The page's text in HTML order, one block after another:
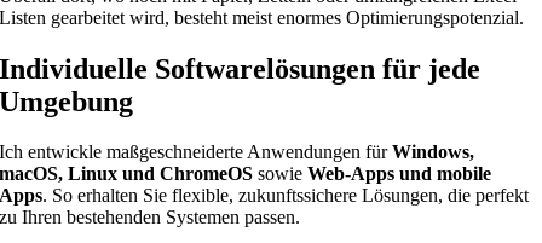
Listen gearbeitet wird, besteht meist enormes Optimierungspotenzial.
Individuelle Softwarelösungen für jede
Umgebung
Ich entwickle maßgeschneiderte Anwendungen fürWindows,
macOS, Linux und ChromeOS sowieWeb-Apps und mobile
Apps. So erhalten Sie flexible, zukunftssichere Lösungen, die perfekt
zu Ihren bestehenden Systemen passen.